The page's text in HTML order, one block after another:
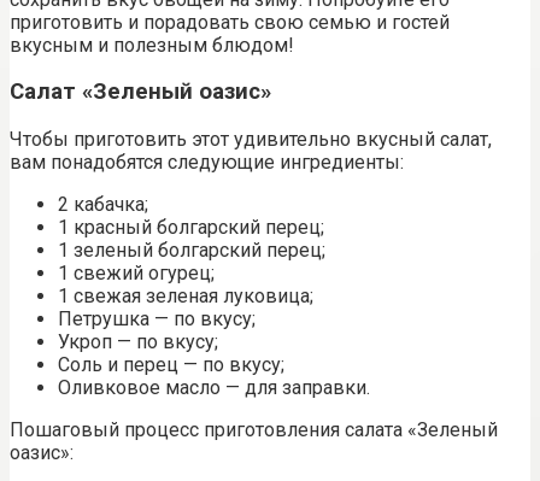
приготовить и порадовать свою семью и гостей
вкусным и полезным блюдом!
Салат «Зеленый оазис»
Чтобы приготовить этот удивительно вкусный салат,
вам понадобятся следующие ингредиенты:
2 кабачка;
1 красный болгарский перец;
1 зеленый болгарский перец;
1 свежий огурец;
1 свежая зеленая луковица;
Петрушка — по вкусу;
Укроп — по вкусу;
Соль и перец — по вкусу;
Оливковое масло — для заправки.
Пошаговый процесс приготовления салата «Зеленый
оазис»: